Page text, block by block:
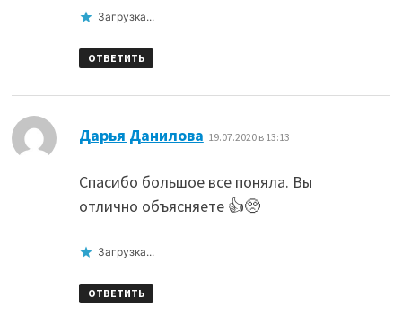
Загрузка...
ОТВЕТИТЬ
Дарья Данилова 19.07.2020 в 13:13
Спасибо большое все поняла. Вы
отлично объясняете 👍🥺
Загрузка...
ОТВЕТИТЬ